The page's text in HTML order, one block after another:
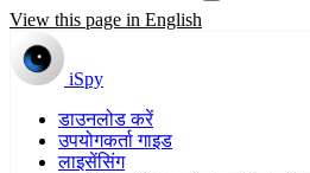
View this page in English
iSpy
डाउनलोड करें
उपयोगकर्ता गाइड
लाइसेंसिंग